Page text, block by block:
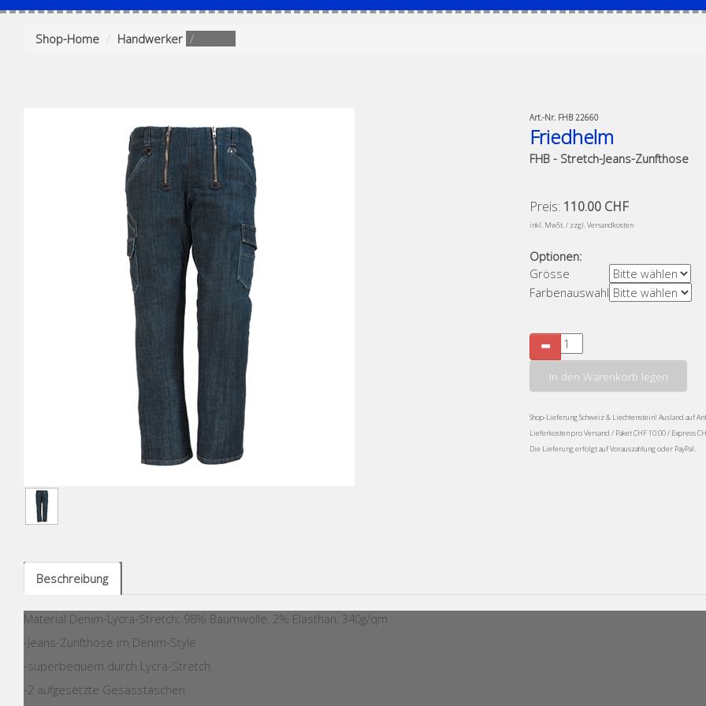
Shop-Home Handwerker
Art.-Nr. FHB 22660
Friedhelm
FHB - Stretch-Jeans-Zunfthose
Preis: 110.00 CHF
inkl. MwSt. / zzgl. Versandkosten
Optionen:
Grösse
Farbenauswahl
In den Warenkorb legen
Shop-Lieferung Schweiz & Liechtenstein! Ausland auf
Lieferkosten pro Versand / Paket CHF 10.00 / Express
Die Lieferung erfolgt auf Vorauszahlung oder PayPal.
Beschreibung
Material Denim-Lycra-Stretch; 98% Baumwolle, 2% Elasthan, 340g/qm
-Jeans-Zunfthose im Denim-Style
-superbequem durch Lycra-Stretch
-2 aufgesetzte Gesässtaschen